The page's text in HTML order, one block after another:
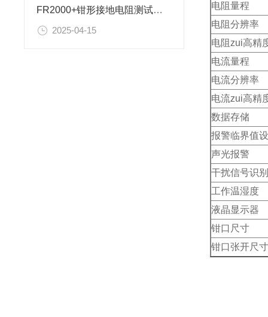
FR2000+钳形接地电阻测试仪 测量注意事项
2025-04-15
电阻量程
电阻分辨率
电阻zui高精
电流量程
电流分辨率
电流zui高精
数据存储
报警临界值
声光报警
干扰信号识
工作温湿度
液晶显示器
钳口尺寸
钳口张开尺